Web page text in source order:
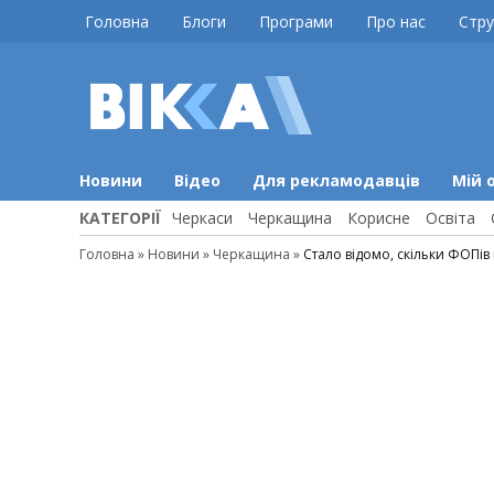
Головна Блоги Програми Про нас
Новини Відео Для рекламодавців Мій
КАТЕГОРІЇ Черкаси Черкащина Корисне Освіта
Головна » Новини » Черкащина » Стало відомо, скільки